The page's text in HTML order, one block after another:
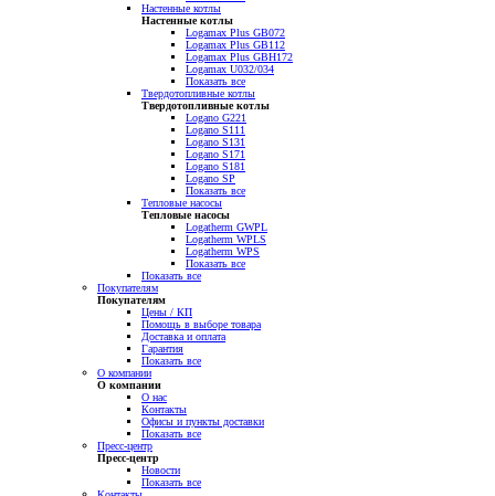
Настенные котлы
Настенные котлы
Logamax Plus GB072
Logamax Plus GB112
Logamax Plus GBH172
Logamax U032/034
Показать все
Твердотопливные котлы
Твердотопливные котлы
Logano G221
Logano S111
Logano S131
Logano S171
Logano S181
Logano SP
Показать все
Тепловые насосы
Тепловые насосы
Logatherm GWPL
Logatherm WPLS
Logatherm WPS
Показать все
Показать все
Покупателям
Покупателям
Цены / КП
Помощь в выборе товара
Доставка и оплата
Гарантия
Показать все
О компании
О компании
О нас
Контакты
Офисы и пункты доставки
Показать все
Пресс-центр
Пресс-центр
Новости
Показать все